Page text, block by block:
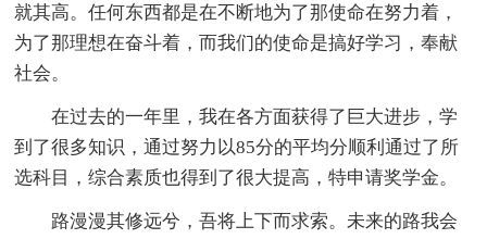
就其高。任何东西都是在不断地为了那使命在努力着，
为了那理想在奋斗着，而我们的使命是搞好学习，奉献
社会。
在过去的一年里，我在各方面获得了巨大进步，学
到了很多知识，通过努力以85分的平均分顺利通过了所
选科目，综合素质也得到了很大提高，特申请奖学金。
路漫漫其修远兮，吾将上下而求索。未来的路我会